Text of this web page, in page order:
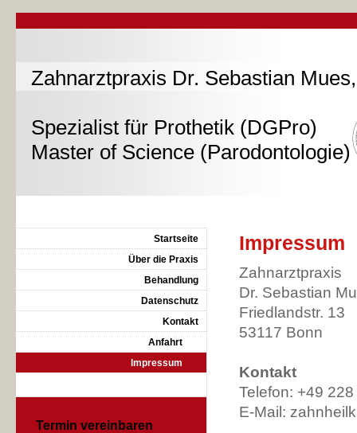
Zahnarztpraxis Dr. Sebastian
Spezialist für Prothetik (DGPro)
Master of Science (Parodontologie)
Impressum
Zahnarztpraxis
Dr. Sebastian
Friedlandstr. 13
53117 Bonn
Kontakt
Telefon: +49
E-Mail:
Startseite
Über die Praxis
Behandlung
Datenschutz
Kontakt
Anfahrt
Impressum
Termin vereinbaren